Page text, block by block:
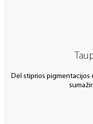
Dėl stiprios pigmentacijos